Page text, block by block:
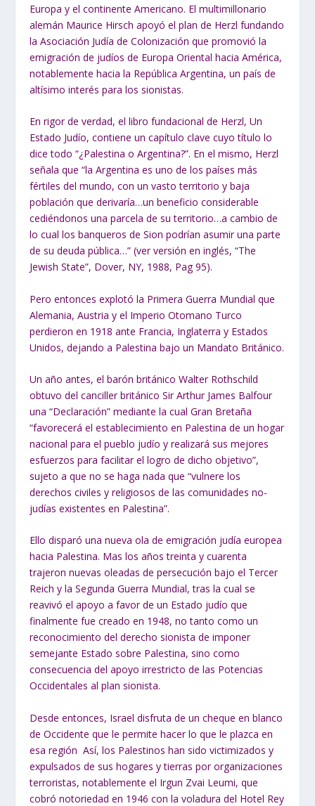
Europa y el continente Americano. El multimillonario
alemán Maurice Hirsch apoyó el plan de Herzl fundando
la Asociación Judía de Colonización que promovió la
emigración de judíos de Europa Oriental hacia América,
notablemente hacia la República Argentina, un país de
altísimo interés para los sionistas.
En rigor de verdad, el libro fundacional de Herzl, Un
Estado Judío, contiene un capítulo clave cuyo título lo
dice todo “¿Palestina o Argentina?”. En el mismo, Herzl
señala que “la Argentina es uno de los países más
fértiles del mundo, con un vasto territorio y baja
población que derivaría…un beneficio considerable
cediéndonos una parcela de su territorio…a cambio de
lo cual los banqueros de Sion podrían asumir una parte
de su deuda pública…” (ver versión en inglés, “The
Jewish State”, Dover, NY, 1988, Pag 95).
Pero entonces explotó la Primera Guerra Mundial que
Alemania, Austria y el Imperio Otomano Turco
perdieron en 1918 ante Francia, Inglaterra y Estados
Unidos, dejando a Palestina bajo un Mandato Británico.
Un año antes, el barón británico Walter Rothschild
obtuvo del canciller británico Sir Arthur James Balfour
una “Declaración” mediante la cual Gran Bretaña
“favorecerá el establecimiento en Palestina de un hogar
nacional para el pueblo judío y realizará sus mejores
esfuerzos para facilitar el logro de dicho objetivo”,
sujeto a que no se haga nada que “vulnere los
derechos civiles y religiosos de las comunidades no-
judías existentes en Palestina”.
Ello disparó una nueva ola de emigración judía europea
hacia Palestina. Mas los años treinta y cuarenta
trajeron nuevas oleadas de persecución bajo el Tercer
Reich y la Segunda Guerra Mundial, tras la cual se
reavivó el apoyo a favor de un Estado judío que
finalmente fue creado en 1948, no tanto como un
reconocimiento del derecho sionista de imponer
semejante Estado sobre Palestina, sino como
consecuencia del apoyo irrestricto de las Potencias
Occidentales al plan sionista.
Desde entonces, Israel disfruta de un cheque en blanco
de Occidente que le permite hacer lo que le plazca en
esa región Así, los Palestinos han sido victimizados y
expulsados de sus hogares y tierras por organizaciones
terroristas, notablemente el Irgun Zvai Leumi, que
cobró notoriedad en 1946 con la voladura del Hotel Rey